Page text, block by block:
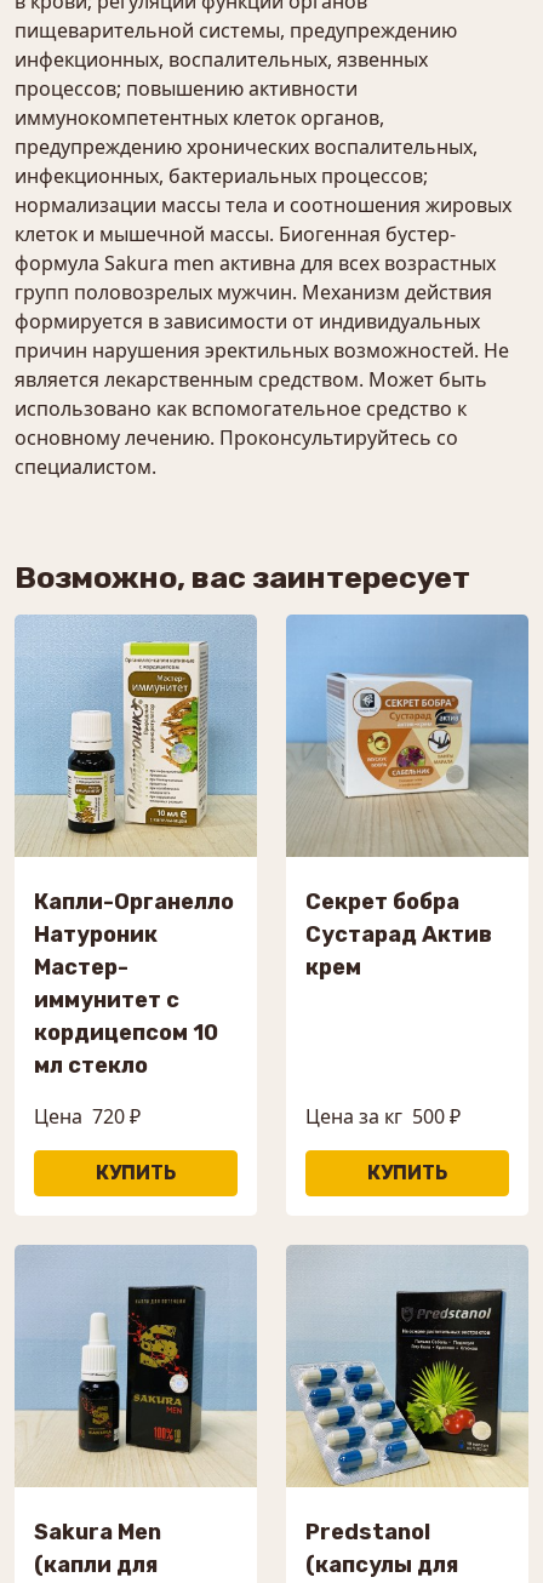
пищеварительной системы, предупреждению
инфекционных, воспалительных, язвенных
процессов; повышению активности
иммунокомпетентных клеток органов,
предупреждению хронических воспалительных,
инфекционных, бактериальных процессов;
нормализации массы тела и соотношения жировых
клеток и мышечной массы. Биогенная бустер-
формула Sakura men активна для всех возрастных
групп половозрелых мужчин. Механизм действия
формируется в зависимости от индивидуальных
причин нарушения эректильных возможностей. Не
является лекарственным средством. Может быть
использовано как вспомогательное средство к
основному лечению. Проконсультируйтесь со
специалистом.
Возможно, вас заинтересует
Капли-Органелло
Натуроник
Мастер-
иммунитет с
кордицепсом 10
мл стекло
Цена 720 ₽
Секрет бобра
Сустарад Актив
крем
Цена за кг 500 ₽
Sakura Men
(капли для
Predstanol
(капсулы для